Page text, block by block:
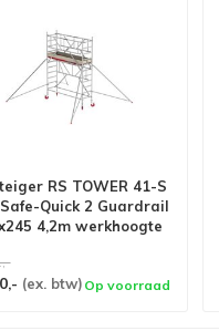
RS TOWER 41-S
Quick 2 Guardrail
4,2m werkhoogte
(ex. btw) Op voorraad